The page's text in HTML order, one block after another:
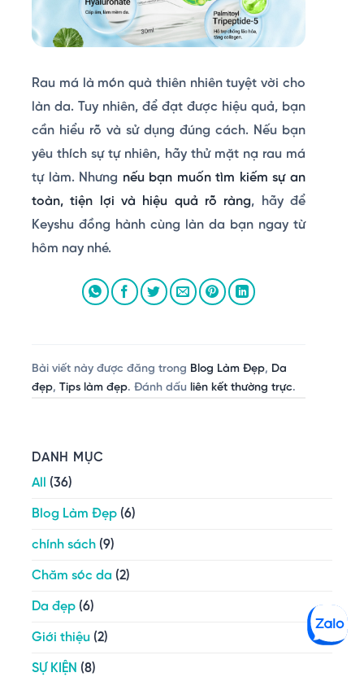
Rau má là món quà thiên nhiên tuyệt vời cho
làn da. Tuy nhiên, để đạt được hiệu quả, bạn
cần hiểu rõ và sử dụng đúng cách. Nếu bạn
yêu thích sự tự nhiên, hãy thử mặt nạ rau má
tự làm. Nhưng nếu bạn muốn tìm kiếm sự an
toàn, tiện lợi và hiệu quả rõ ràng, hãy để
Keyshu đồng hành cùng làn da bạn ngay từ
hôm nay nhé.
Bài viết này được đăng trong Blog Làm Đẹp, Da
đẹp, Tips làm đẹp. Đánh dấu liên kết thường trực.
DANH MỤC
All
(36)
Blog Làm Đẹp (6)
chính sách (9)
Chăm sóc da (2)
Da đẹp (6)
Giới thiệu (2)
SỰ KIỆN (8)